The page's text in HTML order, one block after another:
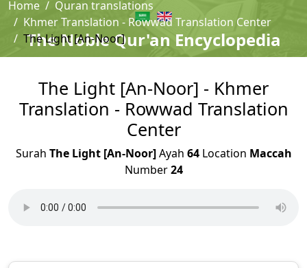
The Noble Qur'an Encyclopedia
Home
Quran translations
Khmer Translation - Rowwad Translation Center
The Light [An-Noor]
The Light [An-Noor] - Khmer
Translation - Rowwad Translation
Center
Surah The Light [An-Noor]Ayah 64Location Maccah
Number24